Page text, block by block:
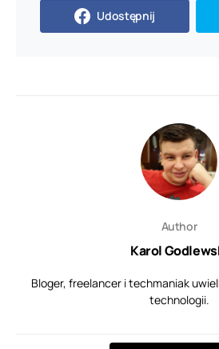
Udostępnij
Author
Karol
Bloger, freelancer i techmaniak
technologii.